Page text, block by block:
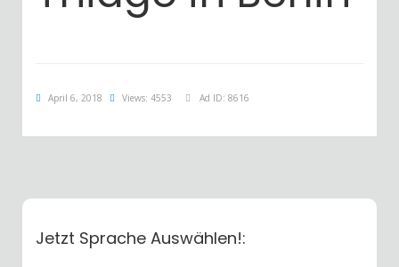
April 6, 2018 Views: 4553 Ad ID: 8616
Jetzt Sprache Auswählen!: